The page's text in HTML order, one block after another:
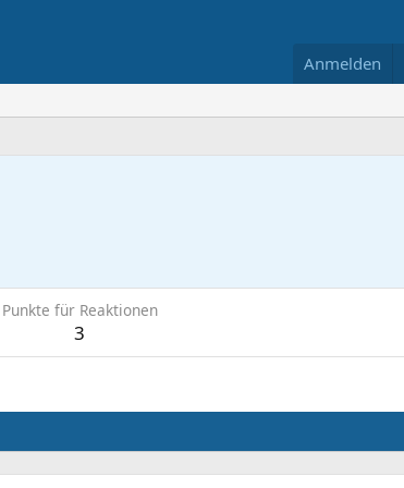
Anmelden
Punkte für Reaktionen
3